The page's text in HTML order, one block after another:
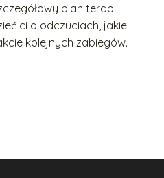
plan terapii.
ci o odczuciach, jakie
kolejnych zabiegów.